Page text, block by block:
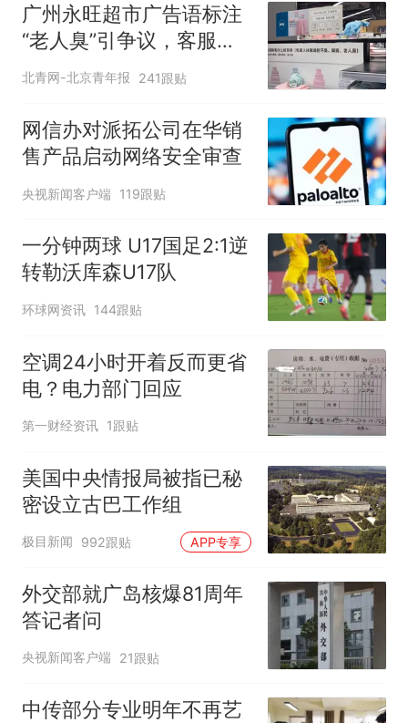
广州永旺超市广告语标注
“老人臭”引争议，客服回
应
北青网-北京青年报 241跟贴
网信办对派拓公司在华销
售产品启动网络安全审查
央视新闻客户端 119跟贴
一分钟两球 U17国足2:1逆
转勒沃库森U17队
环球网资讯 144跟贴
空调24小时开着反而更省
电？电力部门回应
第一财经资讯 1跟贴
美国中央情报局被指已秘
密设立古巴工作组
极目新闻 992跟贴 APP专享
外交部就广岛核爆81周年
答记者问
央视新闻客户端 21跟贴
中传部分专业明年不再艺